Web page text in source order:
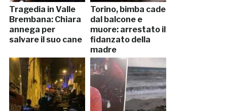
Tragedia in Valle
Brembana: Chiara
annega per
salvare il suo cane
Torino, bimba cade
dal balcone e
muore: arrestato il
fidanzato della
madre